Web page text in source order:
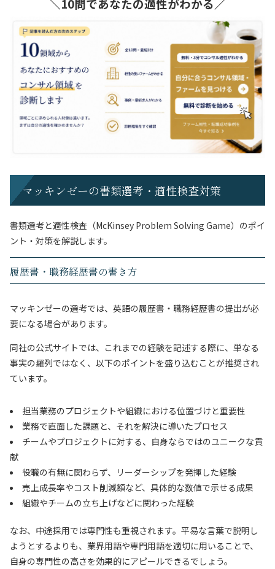
＼10問であなたの適性がわかる／
マッキンゼーの書類選考・適性検査対策
書類選考と適性検査（McKinsey Problem Solving Game）のポイ
ント・対策を解説します。
履歴書・職務経歴書の書き方
マッキンゼーの選考では、英語の履歴書・職務経歴書の提出が必
要になる場合があります。
同社の公式サイトでは、これまでの経験を記述する際に、単なる
事実の羅列ではなく、以下のポイントを盛り込むことが推奨され
ています。
担当業務のプロジェクトや組織における位置づけと重要性
業務で直面した課題と、それを解決に導いたプロセス
チームやプロジェクトに対する、自身ならではのユニークな貢
献
役職の有無に関わらず、リーダーシップを発揮した経験
売上成長率やコスト削減額など、具体的な数値で示せる成果
組織やチームの立ち上げなどに関わった経験
なお、中途採用では専門性も重視されます。平易な言葉で説明し
ようとするよりも、業界用語や専門用語を適切に用いることで、
自身の専門性の高さを効果的にアピールできるでしょう。